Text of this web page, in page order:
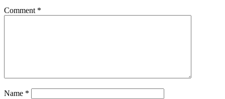
Comment *
Name *